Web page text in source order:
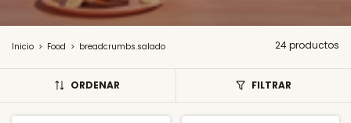
Inicio > Food > breadcrumbs.salado 24 productos
ORDENAR FILTRAR